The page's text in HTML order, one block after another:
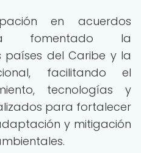
en acuerdos
fomentado la
del Caribe y la
facilitando el
tecnologías y
para fortalecer
y mitigación